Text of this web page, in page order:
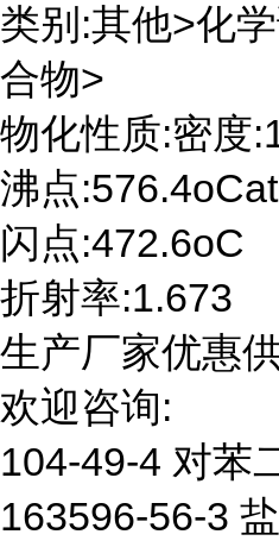
类别:其他>化
合物>
物化性质:密度
沸点
闪点:472.6oC
折射率:1.673
生产厂家优惠
欢迎咨询:
104-49-4 对苯
163596-56-3